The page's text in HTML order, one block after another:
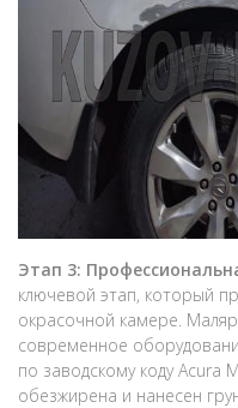
Этап 3:
ключевой этап, который
окрасочной камере.
современное
по заводскому коду Acura
обезжирена и нанесен